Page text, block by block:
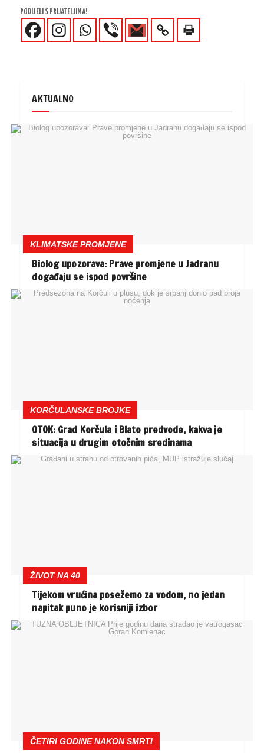
PODIJELI S PRIJATELJIMA!
AKTUALNO
KLIMATSKE PROMJENE
Biolog upozorava: Prave promjene u Jadranu
događaju se ispod površine
KORČULANSKE BROJKE
OTOK: Grad Korčula i Blato predvode, kakva je
situacija u drugim otočnim sredinama
ŽIVOT NA 40
Tijekom vrućina posežemo za vodom, no jedan
napitak puno je korisniji izbor
ČETIRI GODINE NAKON SMRTI